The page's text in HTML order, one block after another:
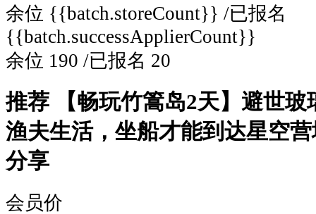
余位 {{batch.storeCount}} /已报名
{{batch.successApplierCount}}
余位 190 /已报名 20
推荐 【畅玩竹篙岛2天】避世
渔夫生活，坐船才能到达星空
分享
会员价